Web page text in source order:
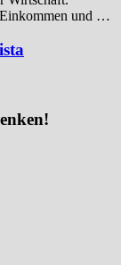
Einkommen und …